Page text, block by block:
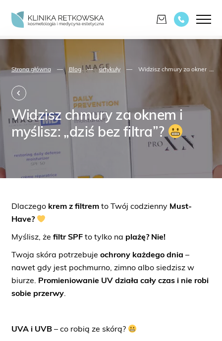
Strona główna — Blog — artykuły — Widzisz chmury za oknem i...
Widzisz chmury za oknem i
myślisz: „dziś bez filtra”?
Dlaczego krem z filtremto Twój codziennyMust-
Have?
Myślisz, że filtr SPFto tylko na plażę? Nie!
Twoja skóra potrzebuje ochrony każdego dnia –
nawet gdy jest pochmurno, zimno albo siedzisz w
biurze. Promieniowanie UV działa cały czas i nie robi
sobie przerwy.
UVA i UVB– co robią ze skórą?